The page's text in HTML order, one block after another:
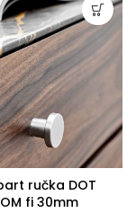
ručka DOT
fi 30mm